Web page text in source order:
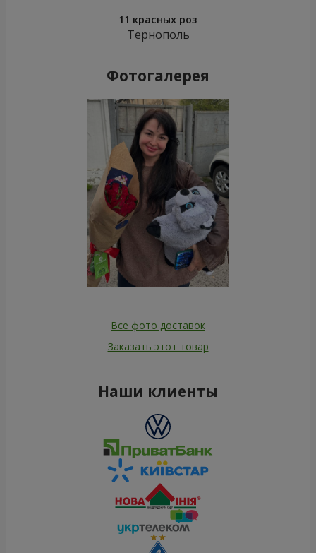
11 красных роз
Тернополь
Фотогалерея
Все фото доставок
Заказать этот товар
Наши клиенты